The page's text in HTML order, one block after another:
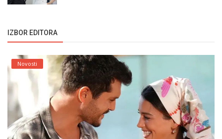
IZBOR EDITORA
Novosti